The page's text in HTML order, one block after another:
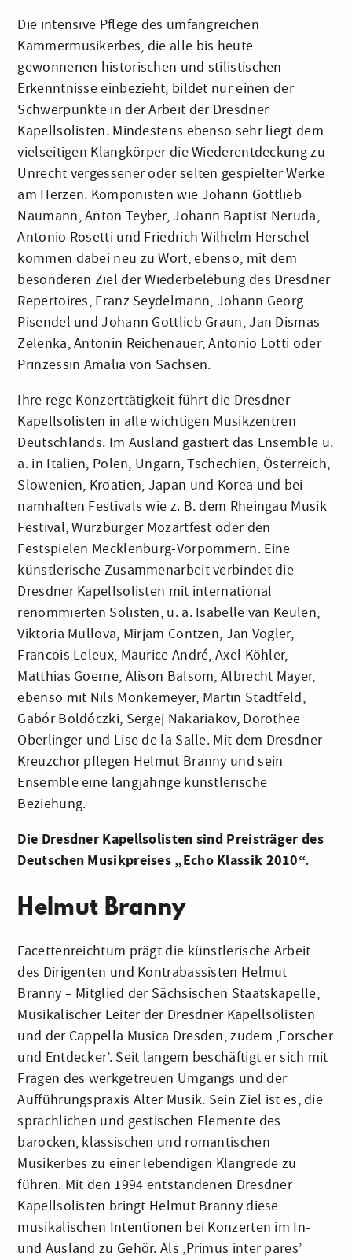
Die intensive Pflege des umfangreichen
Kammermusikerbes, die alle bis heute
gewonnenen historischen und stilistischen
Erkenntnisse einbezieht, bildet nur einen der
Schwerpunkte in der Arbeit der Dresdner
Kapellsolisten. Mindestens ebenso sehr liegt dem
vielseitigen Klangkörper die Wiederentdeckung zu
Unrecht vergessener oder selten gespielter Werke
am Herzen. Komponisten wie Johann Gottlieb
Naumann, Anton Teyber, Johann Baptist Neruda,
Antonio Rosetti und Friedrich Wilhelm Herschel
kommen dabei neu zu Wort, ebenso, mit dem
besonderen Ziel der Wiederbelebung des Dresdner
Repertoires, Franz Seydelmann, Johann Georg
Pisendel und Johann Gottlieb Graun, Jan Dismas
Zelenka, Antonin Reichenauer, Antonio Lotti oder
Prinzessin Amalia von Sachsen.
Ihre rege Konzerttätigkeit führt die Dresdner
Kapellsolisten in alle wichtigen Musikzentren
Deutschlands. Im Ausland gastiert das Ensemble u.
a. in Italien, Polen, Ungarn, Tschechien, Österreich,
Slowenien, Kroatien, Japan und Korea und bei
namhaften Festivals wie z. B. dem Rheingau Musik
Festival, Würzburger Mozartfest oder den
Festspielen Mecklenburg-Vorpommern. Eine
künstlerische Zusammenarbeit verbindet die
Dresdner Kapellsolisten mit international
renommierten Solisten, u. a. Isabelle van Keulen,
Viktoria Mullova, Mirjam Contzen, Jan Vogler,
Francois Leleux, Maurice André, Axel Köhler,
Matthias Goerne, Alison Balsom, Albrecht Mayer,
ebenso mit Nils Mönkemeyer, Martin Stadtfeld,
Gabór Boldóczki, Sergej Nakariakov, Dorothee
Oberlinger und Lise de la Salle. Mit dem Dresdner
Kreuzchor pflegen Helmut Branny und sein
Ensemble eine langjährige künstlerische
Beziehung.
Die Dresdner Kapellsolisten sind Preisträger des
Deutschen Musikpreises „Echo Klassik 2010“.
Helmut Branny
Facettenreichtum prägt die künstlerische Arbeit
des Dirigenten und Kontrabassisten Helmut
Branny – Mitglied der Sächsischen Staatskapelle,
Musikalischer Leiter der Dresdner Kapellsolisten
und der Cappella Musica Dresden, zudem ‚Forscher
und Entdecker’. Seit langem beschäftigt er sich mit
Fragen des werkgetreuen Umgangs und der
Aufführungspraxis Alter Musik. Sein Ziel ist es, die
sprachlichen und gestischen Elemente des
barocken, klassischen und romantischen
Musikerbes zu einer lebendigen Klangrede zu
führen. Mit den 1994 entstandenen Dresdner
Kapellsolisten bringt Helmut Branny diese
musikalischen Intentionen bei Konzerten im In-
und Ausland zu Gehör. Als ‚Primus inter pares’